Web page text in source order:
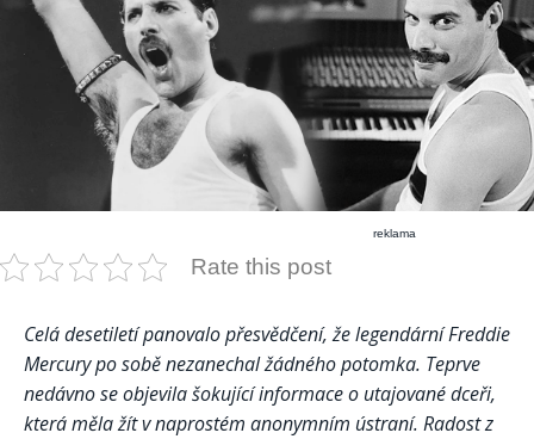
reklama
Rate this post
Celá desetiletí panovalo přesvědčení, že legendární Freddie
Mercury po sobě nezanechal žádného potomka. Teprve
nedávno se objevila šokující informace o utajované dceři,
která měla žít v naprostém anonymním ústraní. Radost z